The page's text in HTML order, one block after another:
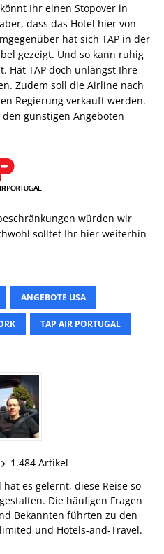
Ihr einen Stopover in
dass das Hotel hier von
hat sich TAP in der
gezeigt. Und so kann ruhig
Hat TAP doch unlängst Ihre
Zudem soll die Airline nach
Regierung verkauft werden.
günstigen Angeboten
würden wir
solltet Ihr hier weiterhin
ANGEBOTE USA
TAP AIR PORTUGAL
1.484 Artikel
es gelernt, diese Reise so
Die häufigen Fragen
Bekannten führten zu den
und Hotels-and-Travel.